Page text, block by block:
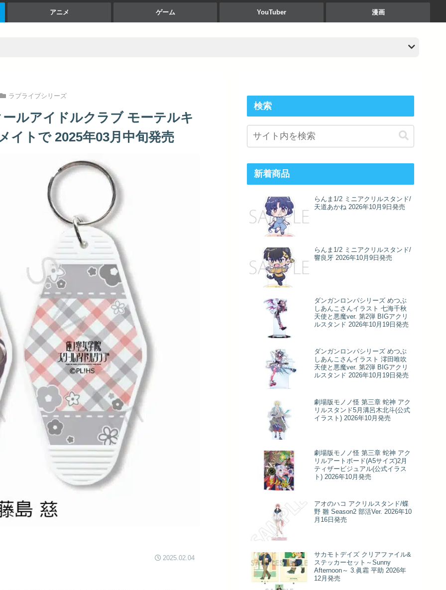
アニメ ゲーム YouTuber 漫画
ラブライブシリーズ
ルアイドルクラブ モーテルキ
イトで 2025年03月中旬発売
2025.02.04
検索
新着商品
らんま1/2 ミニアクリルスタンド/
天道あかね 2026年10月9日発売
らんま1/2 ミニアクリルスタンド/
響良牙 2026年10月9日発売
ダンガンロンパシリーズ めつぶ
しあんこさんイラスト 七海千秋
天使と悪魔ver. 第2弾 BIGアクリ
ルスタンド 2026年10月19日発売
ダンガンロンパシリーズ めつぶ
しあんこさんイラスト 澪田唯吹
天使と悪魔ver. 第2弾 BIGアクリ
ルスタンド 2026年10月19日発売
劇場版モノノ怪 第三章 蛇神 アク
リルスタンド5月溝呂木北斗(公式
イラスト) 2026年10月発売
劇場版モノノ怪 第三章 蛇神 アク
リルアートボード(A5サイズ)2月
ティザービジュアル(公式イラス
ト) 2026年10月発売
アオのハコ アクリルスタンド/蝶
野 雛 Season2 部活Ver. 2026年10
月16日発売
サカモトデイズ クリアファイル&
ステッカーセット～Sunny
Afternoon～ 3.眞霜 平助 2026年
12月発売